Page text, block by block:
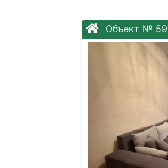
Объект №